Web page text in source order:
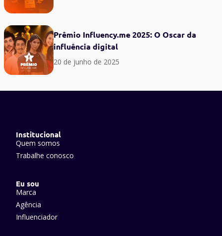
Prêmio Influency.me 2025: O Oscar da
influência digital
20 de junho de 2025
Institucional
Quem somos
Trabalhe conosco
Eu sou
Marca
Agência
Influenciador